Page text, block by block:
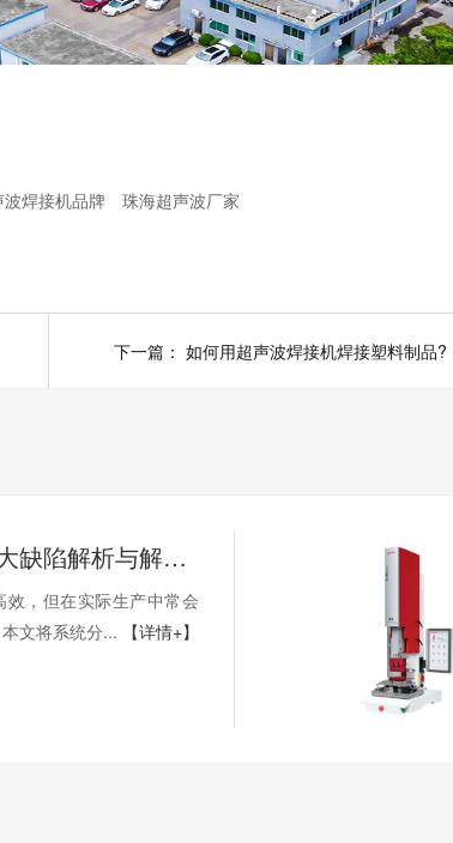
焊接机品牌
珠海超声波厂家
下一篇： 如何用超声波焊接机焊接塑料制品?
超声波焊接十大缺陷解析与解决方案
效，但在实际生产中常会
文将系统分...
【详情+】